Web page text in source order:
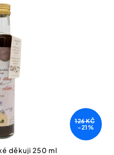
126 KČ
-21%
děkuji 250 ml